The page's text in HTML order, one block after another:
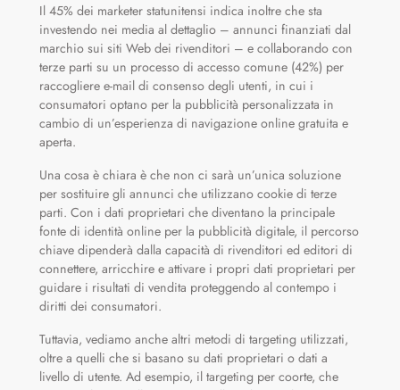
Il 45% dei marketer statunitensi indica inoltre che sta
investendo nei media al dettaglio – annunci finanziati dal
marchio sui siti Web dei rivenditori – e collaborando con
terze parti su un processo di accesso comune (42%) per
raccogliere e-mail di consenso degli utenti, in cui i
consumatori optano per la pubblicità personalizzata in
cambio di un’esperienza di navigazione online gratuita e
aperta.
Una cosa è chiara è che non ci sarà un’unica soluzione
per sostituire gli annunci che utilizzano cookie di terze
parti. Con i dati proprietari che diventano la principale
fonte di identità online per la pubblicità digitale, il percorso
chiave dipenderà dalla capacità di rivenditori ed editori di
connettere, arricchire e attivare i propri dati proprietari per
guidare i risultati di vendita proteggendo al contempo i
diritti dei consumatori.
Tuttavia, vediamo anche altri metodi di targeting utilizzati,
oltre a quelli che si basano su dati proprietari o dati a
livello di utente. Ad esempio, il targeting per coorte, che